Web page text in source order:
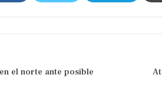
el norte ante posible